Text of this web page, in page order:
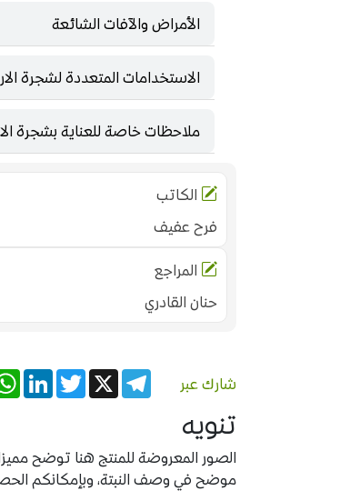
الأمراض والآفات الشائعة
الاستخدامات المتعددة لشجرة
ملاحظات خاصة للعناية بشجرة
الكاتب
فرح عفيف
المراجع
حنان القادري
شارك عبر Twitter X
Telegram
تنويه
الصور المعروضة للمنتج هنا توضح
موضح في وصف النبتة، وبإمكانكم